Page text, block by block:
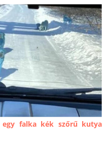
falka kék szőrű kutya